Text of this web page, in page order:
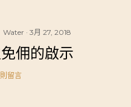
Water 3月 27, 2018
佣的啟示
則留言